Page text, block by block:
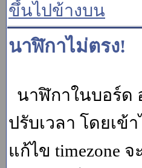
ขึ้นไปข้างบน
นาฬิกาไม่ตรง!
นาฬิกาในบอร์ด
ปรับเวลา โดยเข้
แก้ไข timezone